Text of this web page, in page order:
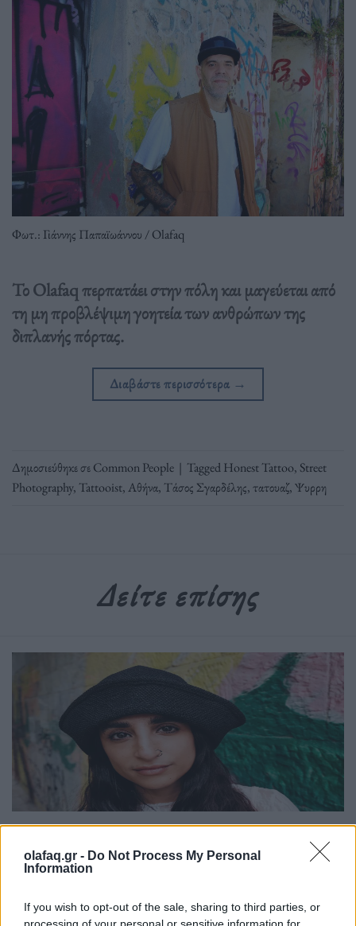
olafaq.gr - Do Not Process My Personal
Information
If you wish to opt-out of the sale, sharing to third parties, or
Φωτ.: Γιάννης Παπαϊωάννου / Olafaq
Το Olafaq περπατάει στην πόλη και μαγεύεται από
τη μη προβλέψιμη γοητεία των ανθρώπων της
διπλανής πόρτας.
Διαβάστε περισσότερα →
Δημοσιεύθηκε σεCommon People | TaggedHonest Tattoo, Street
Photography, Tattooist,Αθήνα, Τάσος Σγαρδέλης,τατουαζ,Ψυρρη
Δείτε επίσης
Αλίκη Ανδρειωμένου, Ηθοποιός